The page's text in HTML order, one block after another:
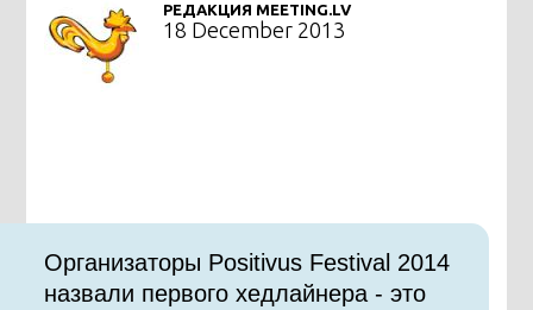
РЕДАКЦИЯ MEETING.LV
18 December 2013
Организаторы Positivus Festival 2014
назвали первого хедлайнера - это